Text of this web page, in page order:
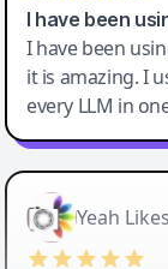
I have been
I have been
it is amazing. I
every LLM in
Yeah Likes